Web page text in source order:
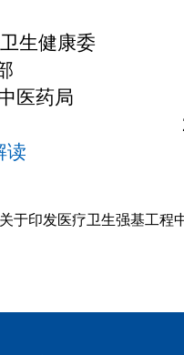
生健康委 国
部 国家
医药局
读
关于印发医疗卫生强基工程